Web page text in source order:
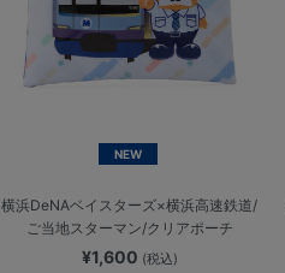
NEW
横浜DeNAベイスターズ×横浜高速鉄道/
ご当地スターマン/クリアポーチ
¥1,600 (税込)